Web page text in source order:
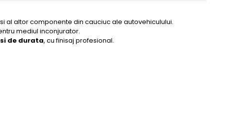
si al altor componente din cauciuc ale autovehiculului.
mediul inconjurator.
de durata, cu finisaj profesional.